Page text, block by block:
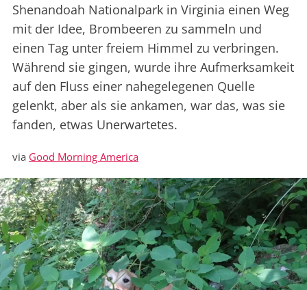
Shenandoah Nationalpark in Virginia einen Weg
mit der Idee, Brombeeren zu sammeln und
einen Tag unter freiem Himmel zu verbringen.
Während sie gingen, wurde ihre Aufmerksamkeit
auf den Fluss einer nahegelegenen Quelle
gelenkt, aber als sie ankamen, war das, was sie
fanden, etwas Unerwartetes.
via Good Morning America